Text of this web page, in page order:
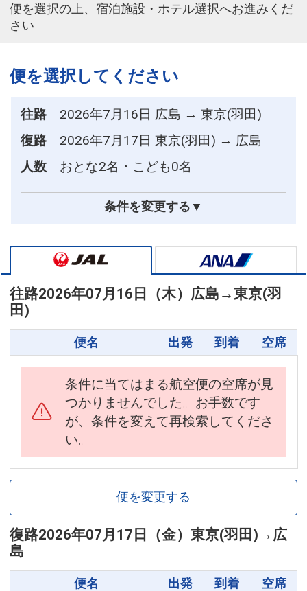
便を選択の上、宿泊施設・ホテル選択へお進みくだ
さい
便を選択してください
往路
2026年7月16日 広島 → 東京(羽田)
復路
2026年7月17日 東京(羽田) → 広島
人数
おとな2名・こども0名
条件を変更する▼
往路2026年07月16日（木） 広島 →東京(羽
田)
便名 出発 到着 空席
条件に当てはまる航空便の空席が見
つかりませんでした。お手数です
が、条件を変えて再検索してくださ
い。
便を変更する
復路2026年07月17日（金） 東京(羽田) → 広
島
便名 出発 到着 空席